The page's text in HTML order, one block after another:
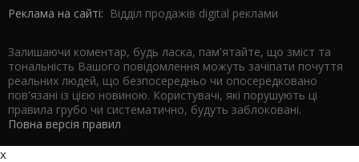
Реклама на сайті: Відділ продажів digital реклами
Залишаючи коментар, будь ласка, пам'ятайте, що зміст та
тональність Вашого повідомлення можуть зачіпати почуття
реальних людей, що безпосередньо чи опосередковано
пов'язані із цією новиною. Користувачі, які порушують ці
правила грубо чи систематично, будуть заблоковані.
Повна версія правил
x